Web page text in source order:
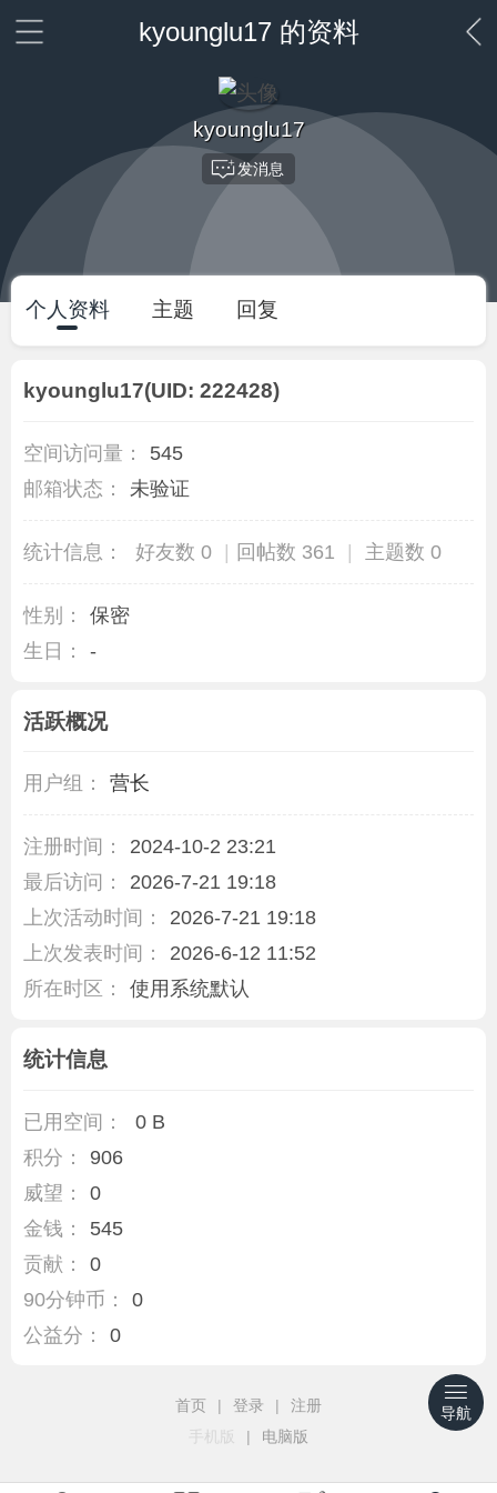
kyounglu17 的资料
kyounglu17
发消息
个人资料 主题 回复
kyounglu17(UID: 222428)
空间访问量：
545
邮箱状态：
未验证
统计信息： 好友数 0 | 回帖数 361 | 主题数 0
性别：
保密
生日：
-
活跃概况
用户组： 营长
注册时间：
2024-10-2 23:21
最后访问：
2026-7-21 19:18
上次活动时间：
2026-7-21 19:18
上次发表时间：
2026-6-12 11:52
所在时区：
使用系统默认
统计信息
已用空间：
0 B
积分：
906
威望：
0
金钱：
545
贡献：
0
90分钟币：
0
公益分：
0
首页 | 登录 |
注册
手机版
| 电脑版
导航